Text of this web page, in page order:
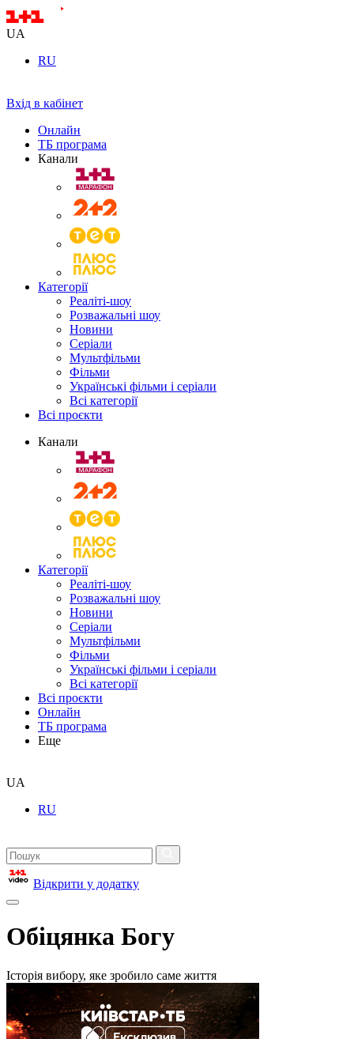
UA
RU
Вхід в кабінет
Онлайн
ТБ програма
Канали
Категорії
Реаліті-шоу
Розважальні шоу
Новини
Серіали
Мультфільми
Фільми
Українські фільми і серіали
Всі категорії
Всі проєкти
Канали
Категорії
Реаліті-шоу
Розважальні шоу
Новини
Серіали
Мультфільми
Фільми
Українські фільми і серіали
Всі категорії
Всі проєкти
Онлайн
ТБ програма
Еще
UA
RU
Відкрити у додатку
Обіцянка Богу
Історія вибору, яке зробило саме життя